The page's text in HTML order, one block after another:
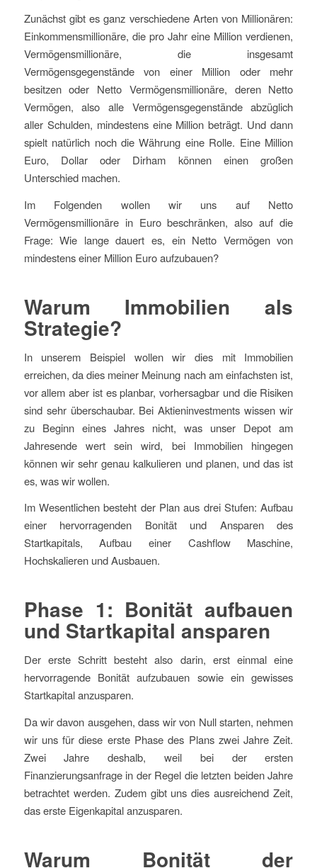
Zunächst gibt es ganz verschiedene Arten von Millionären:
Einkommensmillionäre, die pro Jahr eine Million verdienen,
Vermögensmillionäre, die insgesamt
Vermögensgegenstände von einer Million oder mehr
besitzen oder Netto Vermögensmillionäre, deren Netto
Vermögen, also alle Vermögensgegenstände abzüglich
aller Schulden, mindestens eine Million beträgt. Und dann
spielt natürlich noch die Währung eine Rolle. Eine Million
Euro, Dollar oder Dirham können einen großen
Unterschied machen.
Im Folgenden wollen wir uns auf Netto
Vermögensmillionäre in Euro beschränken, also auf die
Frage: Wie lange dauert es, ein Netto Vermögen von
mindestens einer Million Euro aufzubauen?
Warum Immobilien als
Strategie?
In unserem Beispiel wollen wir dies mit Immobilien
erreichen, da dies meiner Meinung nach am einfachsten ist,
vor allem aber ist es planbar, vorhersagbar und die Risiken
sind sehr überschaubar. Bei Aktieninvestments wissen wir
zu Beginn eines Jahres nicht, was unser Depot am
Jahresende wert sein wird, bei Immobilien hingegen
können wir sehr genau kalkulieren und planen, und das ist
es, was wir wollen.
Im Wesentlichen besteht der Plan aus drei Stufen: Aufbau
einer hervorragenden Bonität und Ansparen des
Startkapitals, Aufbau einer Cashflow Maschine,
Hochskalieren und Ausbauen.
Phase 1: Bonität aufbauen
und Startkapital ansparen
Der erste Schritt besteht also darin, erst einmal eine
hervorragende Bonität aufzubauen sowie ein gewisses
Startkapital anzusparen.
Da wir davon ausgehen, dass wir von Null starten, nehmen
wir uns für diese erste Phase des Plans zwei Jahre Zeit.
Zwei Jahre deshalb, weil bei der ersten
Finanzierungsanfrage in der Regel die letzten beiden Jahre
betrachtet werden. Zudem gibt uns dies ausreichend Zeit,
das erste Eigenkapital anzusparen.
Warum Bonität der